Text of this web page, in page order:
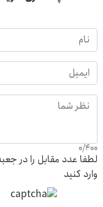
0/400
لطفا عدد مقابل را در
وارد کنید